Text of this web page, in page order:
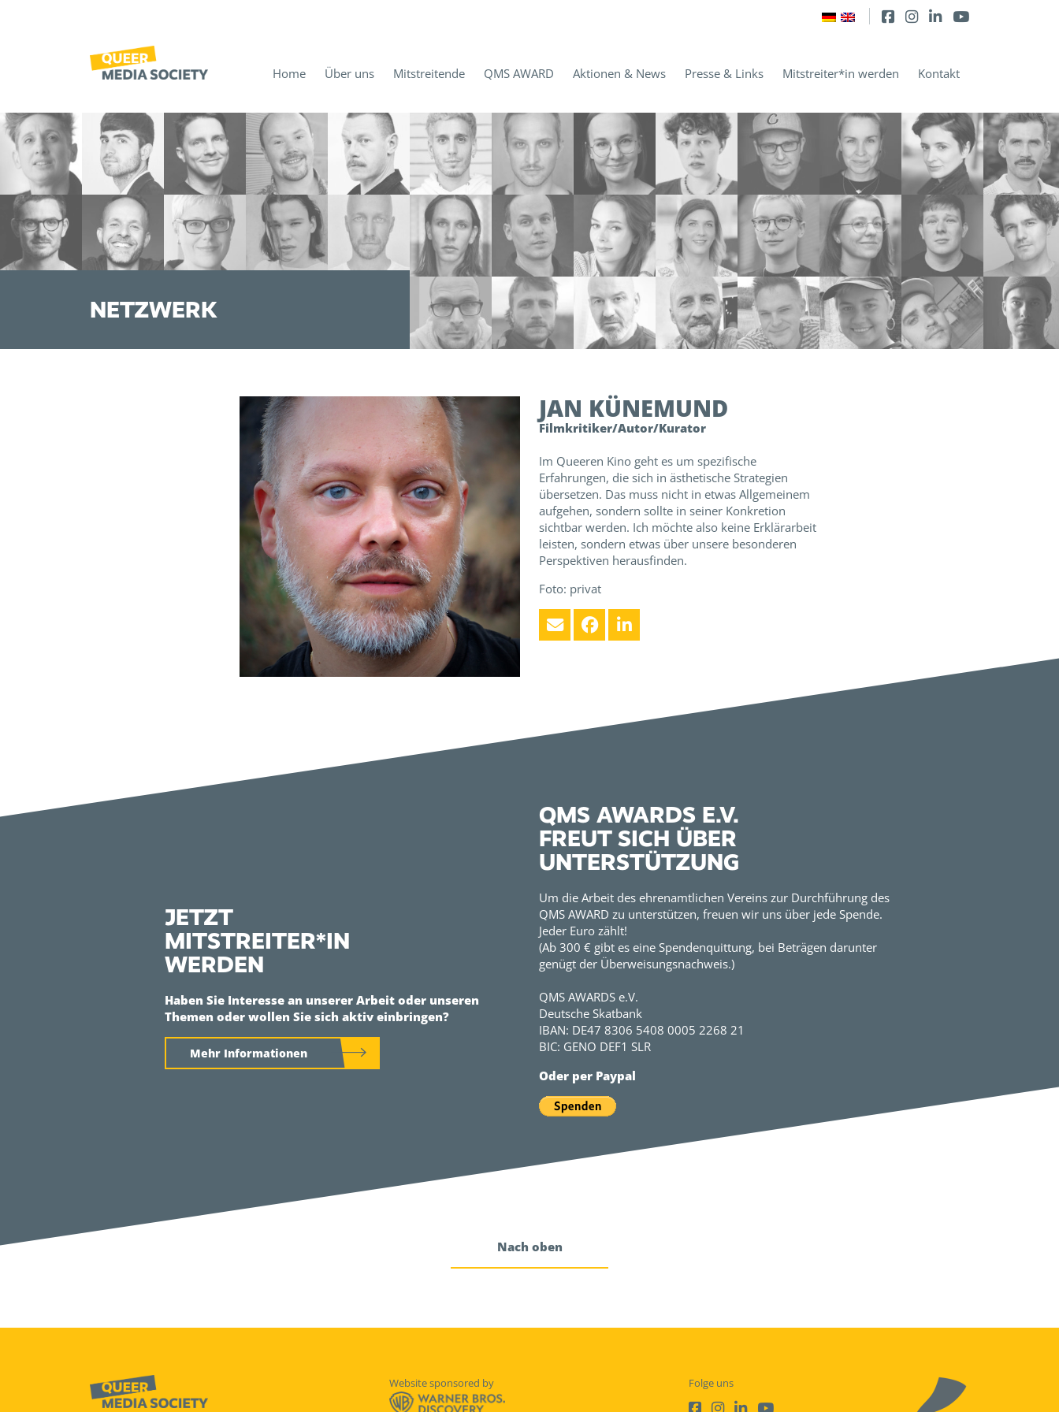
Home Über uns Mitstreitende QMS AWARD Aktionen & News Presse & Links Mitstreiter*in werden Kontakt
NETZWERK
JAN KÜNEMUND
Filmkritiker/Autor/Kurator
Im Queeren Kino geht es um spezifische
Erfahrungen, die sich in ästhetische Strategien
übersetzen. Das muss nicht in etwas Allgemeinem
aufgehen, sondern sollte in seiner Konkretion
sichtbar werden. Ich möchte also keine Erklärarbeit
leisten, sondern etwas über unsere besonderen
Perspektiven herausfinden.
Foto: privat
QMS AWARDS E.V.
FREUT SICH ÜBER
UNTERSTÜTZUNG
JETZT
MITSTREITER*IN
WERDEN
Haben Sie Interesse an unserer Arbeit oder unseren
Themen oder wollen Sie sich aktiv einbringen?
Mehr Informationen
Um die Arbeit des ehrenamtlichen Vereins zur Durchführung des
QMS AWARD zu unterstützen, freuen wir uns über jede Spende.
Jeder Euro zählt!
(Ab 300 € gibt es eine Spendenquittung, bei Beträgen darunter
genügt der Überweisungsnachweis.)
QMS AWARDS e.V.
Deutsche Skatbank
IBAN: DE47 8306 5408 0005 2268 21
BIC: GENO DEF1 SLR
Oder per Paypal
Nach oben
Website sponsored by Folge uns